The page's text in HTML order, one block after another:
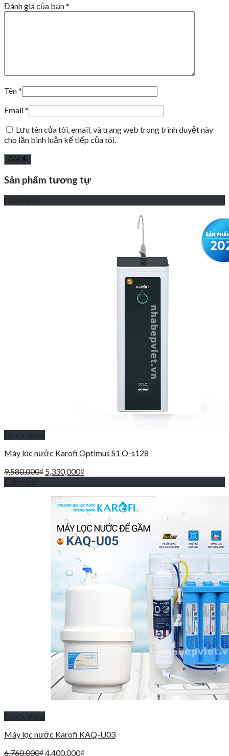
Đánh giá của bạn*
Tên*
Email*
Lưu tên của tôi, email, và trang web trong trình duyệt này
cho lần bình luận kế tiếp của tôi.
Sản phẩm tương tự
Máy lọc nước Karofi Optimus S1 O-s128
9,580,000₫ Giá
9,580,000₫.
5,330,000₫
5,330,000₫.
Máy lọc nước Karofi KAQ-U03
6,760,000₫Giá
4,400,000₫